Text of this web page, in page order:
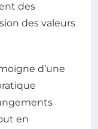
des
des valeurs
d’une
en